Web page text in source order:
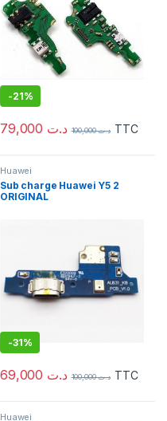
-21%
د.ت د.ت100,000 TTC
Huawei
Sub charge Huawei Y5 2
ORIGINAL
-31%
د.ت د.ت100,000 TTC
Huawei